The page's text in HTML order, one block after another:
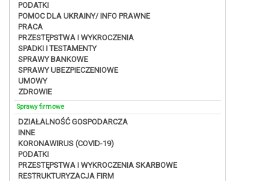
PODATKI
POMOC DLA UKRAINY/ INFO PRAWNE
PRACA
PRZESTĘPSTWA I WYKROCZENIA
SPADKI I TESTAMENTY
SPRAWY BANKOWE
SPRAWY UBEZPIECZENIOWE
UMOWY
ZDROWIE
Sprawy firmowe
DZIAŁALNOŚĆ GOSPODARCZA
INNE
KORONAWIRUS (COVID-19)
PODATKI
PRZESTĘPSTWA I WYKROCZENIA SKARBOWE
RESTRUKTURYZACJA FIRM